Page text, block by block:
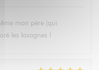
mon père (qui
les lasagnes !